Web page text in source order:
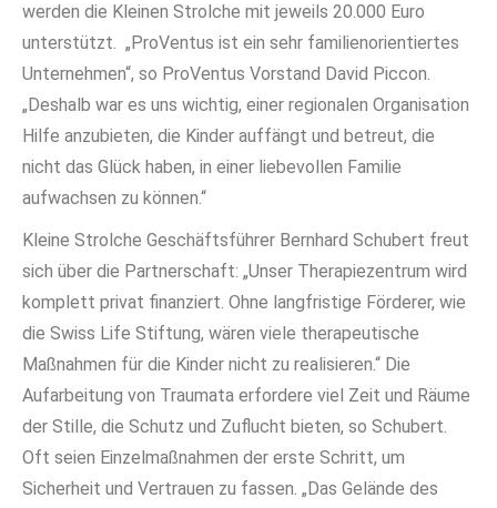
werden die Kleinen Strolche mit jeweils 20.000 Euro
unterstützt. „ProVentus ist ein sehr familienorientiertes
Unternehmen“, so ProVentus Vorstand David Piccon.
„Deshalb war es uns wichtig, einer regionalen Organisation
Hilfe anzubieten, die Kinder auffängt und betreut, die
nicht das Glück haben, in einer liebevollen Familie
aufwachsen zu können.“
Kleine Strolche Geschäftsführer Bernhard Schubert freut
sich über die Partnerschaft: „Unser Therapiezentrum wird
komplett privat finanziert. Ohne langfristige Förderer, wie
die Swiss Life Stiftung, wären viele therapeutische
Maßnahmen für die Kinder nicht zu realisieren.“ Die
Aufarbeitung von Traumata erfordere viel Zeit und Räume
der Stille, die Schutz und Zuflucht bieten, so Schubert.
Oft seien Einzelmaßnahmen der erste Schritt, um
Sicherheit und Vertrauen zu fassen. „Das Gelände des